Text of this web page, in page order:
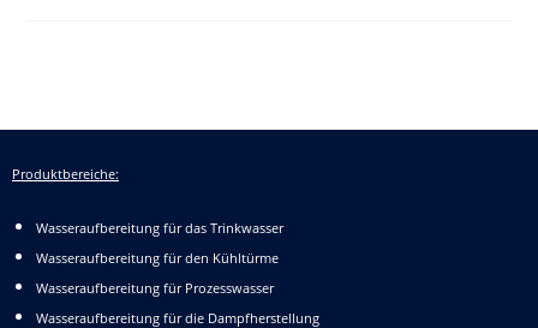
Produktbereiche:
Wasseraufbereitung für das Trinkwasser
Wasseraufbereitung für den Kühltürme
Wasseraufbereitung für Prozesswasser
Wasseraufbereitung für die Dampfherstellung